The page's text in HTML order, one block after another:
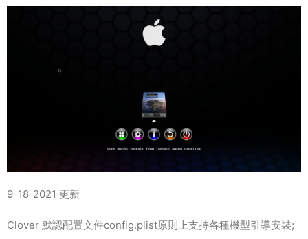
9-18-2021 更新
Clover 默認配置文件config.plist原則上支持各種機型引導安裝;